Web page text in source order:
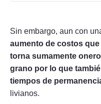
Sin embargo, aun con
aumento de costos
torna sumamente
grano por lo que
tiempos de
livianos.